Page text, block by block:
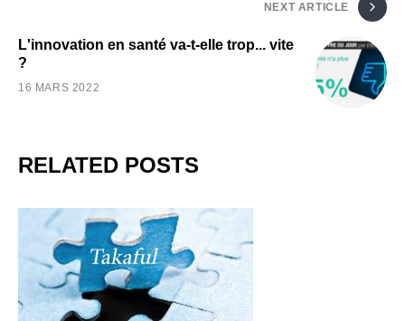
NEXT ARTICLE
L'innovation en santé va-t-elle trop... vite
?
16 MARS 2022
RELATED POSTS